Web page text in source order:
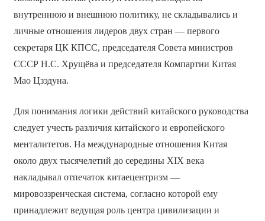
внутреннюю и внешнюю политику, не складывались и
личные отношения лидеров двух стран — первого
секретаря ЦК КПСС, председателя Совета министров
СССР Н.С. Хрущёва и председателя Компартии Китая
Мао Цзэдуна.
Для понимания логики действий китайского руководства
следует учесть различия китайского и европейского
менталитетов. На международные отношения Китая
около двух тысячелетий до середины XIX века
накладывал отпечаток китаецентризм —
мировоззренческая система, согласно которой ему
принадлежит ведущая роль центра цивилизации и